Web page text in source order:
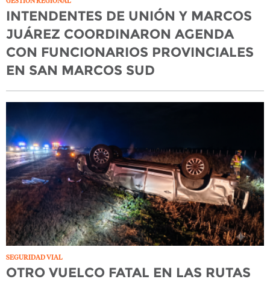
INTENDENTES DE UNIÓN Y MARCOS
JUÁREZ COORDINARON AGENDA
CON FUNCIONARIOS PROVINCIALES
EN SAN MARCOS SUD
SEGURIDAD VIAL
OTRO VUELCO FATAL EN LAS RUTAS